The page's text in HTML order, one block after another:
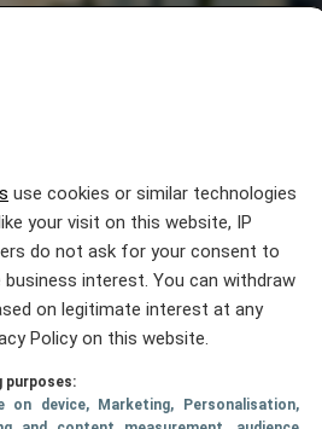
use cookies or similar technologies
your visit on this website, IP
do not ask for your consent to
interest. You can withdraw
on legitimate interest at any
Policy on this website.
purposes:
on device, Marketing, Personalisation,